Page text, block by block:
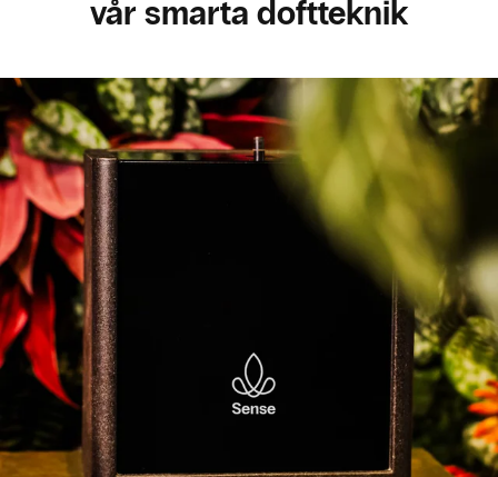
vår smarta doftteknik